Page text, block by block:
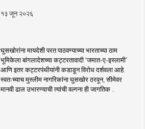
१३ जून २०२६
घुसखोरांना मायदेशी परत पाठवण्याच्या भारताच्या ठाम
भूमिकेला बांगलादेशच्या कट्टरतावादी ‘जमात-ए-इस्लामी’
आणि इतर कट्टरपंथीयांनी कडाडून विरोध दर्शवला आहे.
स्वतःच्याच मुस्लीम नागरिकांना घुसखोर ठरवून, सीमेवर
मानवी ढाल उभारण्याची त्यांची वल्गना ही जागतिक ..